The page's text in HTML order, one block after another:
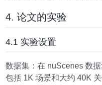
4. 论文的实验
4.1 实验设置
数据集 ：在 nuScenes 数
包括 1K 场景和大约 40K